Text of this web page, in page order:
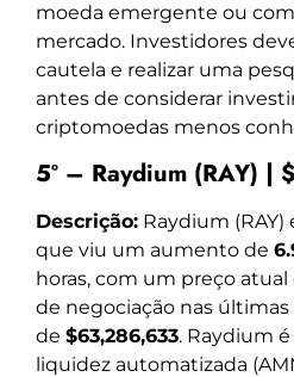
moeda emergente ou
mercado. Investidores
cautela e realizar uma
antes de considerar
criptomoedas menos
5º – Raydium (RAY) |
Descrição: Raydium
que viu um aumento de
horas, com um preço atual
de negociação nas últimas
de $63,286,633. Raydium
liquidez automatizada